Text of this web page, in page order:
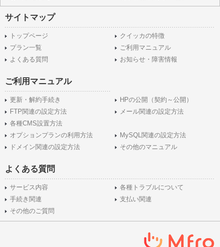
サイトマップ
トップページ
クイッカの特徴
プラン一覧
ご利用マニュアル
よくある質問
お知らせ・障害情報
ご利用マニュアル
更新・解約手続き
HPの公開（契約～公開）
FTP関連の設定方法
メール関連の設定方法
各種CMS設置方法
オプションプランの利用方法
MySQL関連の設定方法
ドメイン関連の設定方法
その他のマニュアル
よくある質問
サービス内容
各種トラブルについて
手続き関連
支払い関連
その他のご質問